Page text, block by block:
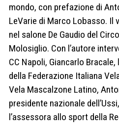
mondo, con prefazione di
LeVarie di Marco Lobasso. Il
nel salone De Gaudio del
Molosiglio. Con l’autore
CC Napoli, Giancarlo
della Federazione Italiana
Vela Mascalzone Latino,
presidente nazionale
l’assessora allo sport della